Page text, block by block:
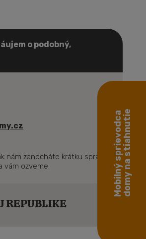
o podobný,
nám zanecháte krátku správu
vám ozveme.
REPUBLIKE
Mobilný sprievodcadomy na stiahnutie